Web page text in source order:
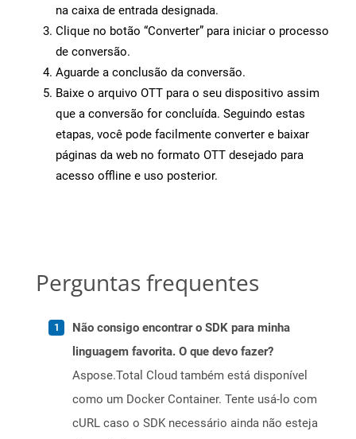
na caixa de entrada designada.
Clique no botão “Converter” para iniciar o processo
de conversão.
Aguarde a conclusão da conversão.
Baixe o arquivo OTT para o seu dispositivo assim
que a conversão for concluída. Seguindo estas
etapas, você pode facilmente converter e baixar
páginas da web no formato OTT desejado para
acesso offline e uso posterior.
Perguntas frequentes
Não consigo encontrar o SDK para minha
linguagem favorita. O que devo fazer?
Aspose.Total Cloud também está disponível
como um Docker Container. Tente usá-lo com
cURL caso o SDK necessário ainda não esteja